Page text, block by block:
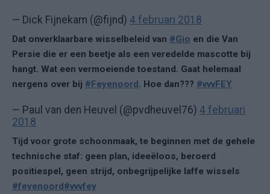
— Dick Fijnekam (@fijnd) 4 februari 2018
Dat onverklaarbare wisselbeleid van #Gio en die Van
Persie die er een beetje als een veredelde mascotte bij
hangt. Wat een vermoeiende toestand. Gaat helemaal
nergens over bij #Feyenoord. Hoe dan??? #vvvFEY
— Paul van den Heuvel (@pvdheuvel76) 4 februari
2018
Tijd voor grote schoonmaak, te beginnen met de gehele
technische staf: geen plan, ideeëloos, beroerd
positiespel, geen strijd, onbegrijpelijke laffe wissels
#feyenoord#vvvfey